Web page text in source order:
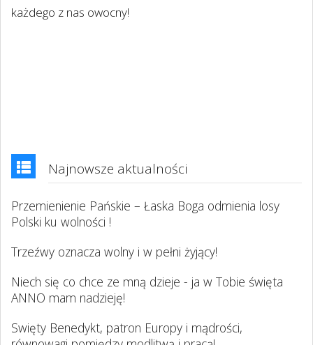
każdego z nas owocny!
Najnowsze aktualności
Przemienienie Pańskie – Łaska Boga odmienia losy
Polski ku wolności !
Trzeźwy oznacza wolny i w pełni żyjący!
Niech się co chce ze mną dzieje - ja w Tobie święta
ANNO mam nadzieję!
Swięty Benedykt, patron Europy i mądrości,